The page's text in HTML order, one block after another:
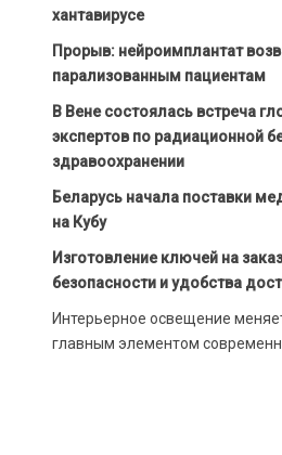
хантавирусе
Прорыв: нейроимплантат
парализованным пациентам
В Вене состоялась встреча
экспертов по радиационной
здравоохранении
Беларусь начала поставки
на Кубу
Изготовление ключей на
безопасности и удобства
Интерьерное освещение
главным элементом